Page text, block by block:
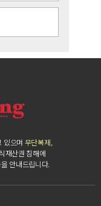
있으며 무단복제,
재산권 침해에
안내드립니다.